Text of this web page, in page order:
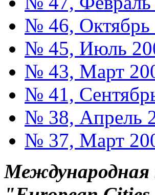
№ 46, Октябрь
№ 45, Июль
№ 43, Март
№ 41,
№ 38, Апрель
№ 37, Март
Международная